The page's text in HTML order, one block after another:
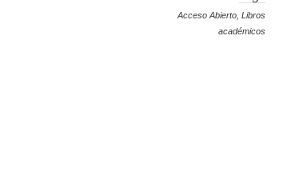
Acceso Abierto ,Libros
académicos